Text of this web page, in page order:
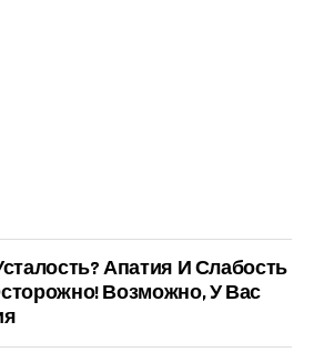
Апатия И Слабость
Возможно, У Вас